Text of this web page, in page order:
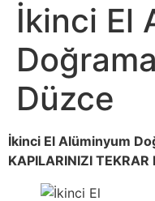
İkinci El
Düzce
İkinci El Alüminyum
KAPILARINIZI